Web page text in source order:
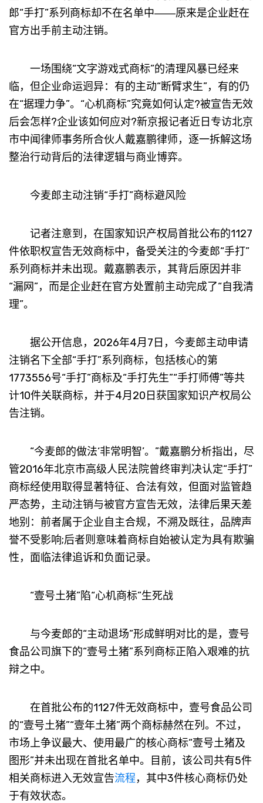
郎“手打”系列商标却不在名单中――原来是企业赶在
官方出手前主动注销。
一场围绕“文字游戏式商标”的清理风暴已经来
临，但企业命运迥异：有的主动“断臂求生”，有的仍
在“据理力争”。“心机商标”究竟如何认定?被宣告无效
后会怎样?企业该如何应对?新京报记者近日专访北京
市中闻律师事务所合伙人戴嘉鹏律师，逐一拆解这场
整治行动背后的法律逻辑与商业博弈。
今麦郎主动注销“手打”商标避风险
记者注意到，在国家知识产权局首批公布的1127
件依职权宣告无效商标中，备受关注的今麦郎“手打”
系列商标并未出现。戴嘉鹏表示，其背后原因并非
“漏网”，而是企业赶在官方处置前主动完成了“自我清
理”。
据公开信息，2026年4月7日，今麦郎主动申请
注销名下全部“手打”系列商标，包括核心的第
1773556号“手打”商标及“手打先生”“手打师傅”等共
计10件关联商标，并于4月20日获国家知识产权局公
告注销。
“今麦郎的做法‘非常明智’。”戴嘉鹏分析指出，尽
管2016年北京市高级人民法院曾终审判决认定“手打”
商标经使用取得显著特征、合法有效，但面对监管趋
严态势，主动注销与被官方宣告无效，法律后果天差
地别：前者属于企业自主合规，不溯及既往，品牌声
誉不受影响;后者则意味着商标自始被认定为具有欺骗
性，面临法律追诉和负面记录。
“壹号土猪”陷“心机商标”生死战
与今麦郎的“主动退场”形成鲜明对比的是，壹号
食品公司旗下的“壹号土猪”系列商标正陷入艰难的抗
辩之中。
在首批公布的1127件无效商标中，壹号食品公司
的“壹号土猪”“壹年土猪”两个商标赫然在列。不过，
市场上争议最大、使用最广的核心商标“壹号土猪及
图形”并未出现在首批名单中。目前，该公司共有5件
相关商标进入无效宣告流程，其中3件核心商标仍处
于有效状态。